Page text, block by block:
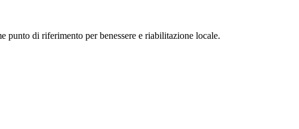
punto di riferimento per benessere e riabilitazione locale.